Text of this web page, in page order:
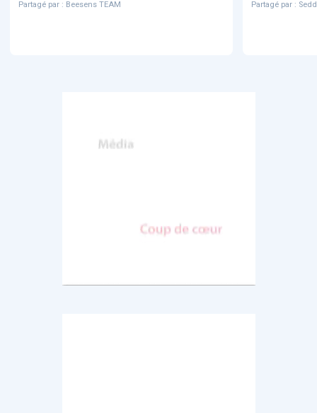
Partagé par : Beesens TEAM Partagé par :